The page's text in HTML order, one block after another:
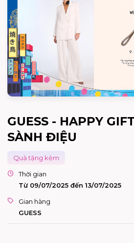
GUESS - HAPPY
SÀNH ĐIỆU
Quà tặng kèm
Thời gian
Từ 09/07/2025 đến 13/07/2025
Gian hàng
GUESS